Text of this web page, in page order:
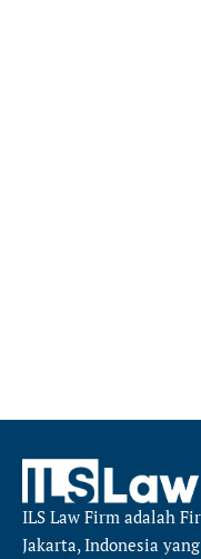
ILS Law Firm adalah
Jakarta, Indonesia